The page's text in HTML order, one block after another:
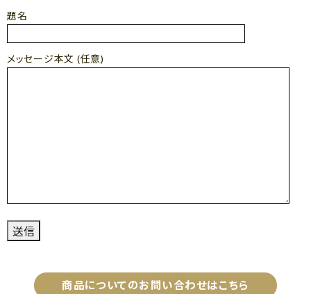
題名
メッセージ本文 (任意)
商品についてのお問い合わせはこちら